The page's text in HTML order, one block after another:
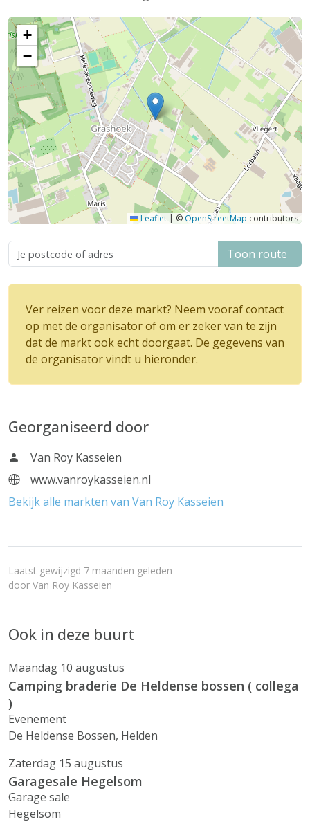
+
−
Leaflet | © OpenStreetMap contributors
Toon route
Ver reizen voor deze markt? Neem vooraf contact
op met de organisator of om er zeker van te zijn
dat de markt ook echt doorgaat. De gegevens van
de organisator vindt u hieronder.
Georganiseerd door
Van Roy Kasseien
www.vanroykasseien.nl
Bekijk alle markten van Van Roy Kasseien
Laatst gewijzigd 7 maanden geleden
door Van Roy Kasseien
Ook in deze buurt
Maandag 10 augustus
Camping braderie De Heldense bossen ( collega
)
Evenement
De Heldense Bossen, Helden
Zaterdag 15 augustus
Garagesale Hegelsom
Garage sale
Hegelsom